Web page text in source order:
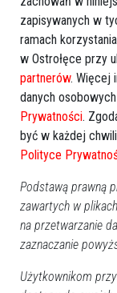
zapisywanych w
ramach
w Ostrołęce przy
partnerów. Więcej
danych
Prywatności.
być w każdej
Polityce
Podstawą prawną
zawartych w
na przetwarzanie
zaznaczanie
Użytkownikom